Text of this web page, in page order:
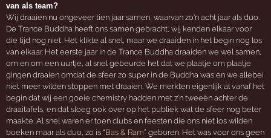
van als team?
Wij draaien nu ongeveer tien jaar samen, waarvan zo'n acht jaar als duo.
De Trance Buddha heeft ons samen gebracht, wij kenden elkaar voor
die tijd nog niet. Het klikte al snel, maar we draaiden in het begin nog los
van elkaar. Het eerste jaar in de Trance Buddha draaiden we wel samen,
om en om een uurtje, al snel gebeurde het dat we plaatje om plaatje
gingen draaien omdat de sfeer zo super in de Buddha was en we allebei
niet meer wilden stoppen met draaien. We merkten eigenlijk al vanaf het
begin dat wij een goeie chemistry hadden met z’n tweeën achter de
draaitafels, en dat sloeg ook over op het publiek wat de sfeer nog beter
maakte. Al snel waren er toen clubs en feesten die ons niet los wilden
boeken maar als duo, zo is “Bas & Ram” geboren. Het was voor ons geen